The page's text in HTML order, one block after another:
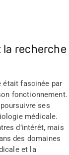
la recherche
était fascinée par
fonctionnement.
ses
médicale.
d’intérêt, mais
des domaines
et la